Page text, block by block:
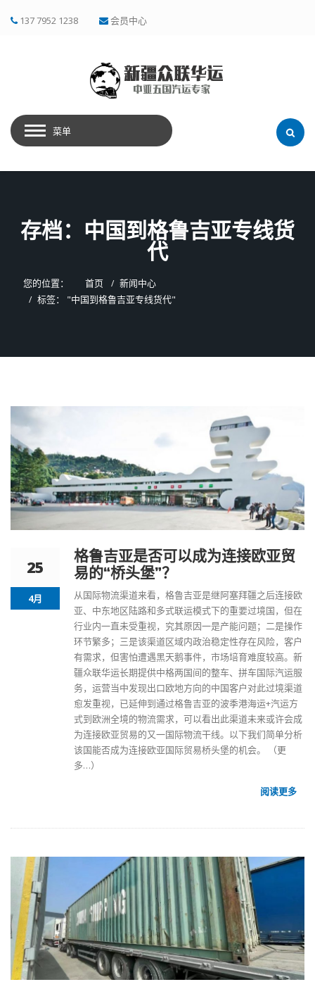
137 7952 1238 会员中心
菜单
存档：中国到格鲁吉亚专线货
代
您的位置： 首页
新闻中心
标签： "中国到格鲁吉亚专线货代"
25
4月
格鲁吉亚是否可以成为连接欧亚贸
易的“桥头堡”？
从国际物流渠道来看，格鲁吉亚是继阿塞拜疆之后连接欧
亚、中东地区陆路和多式联运模式下的重要过境国，但在
行业内一直未受重视，究其原因一是产能问题；二是操作
环节繁多；三是该渠道区域内政治稳定性存在风险，客户
有需求，但害怕遭遇黑天鹅事件，市场培育难度较高。 新
疆众联华运长期提供中格两国间的整车、拼车国际汽运服
务，运营当中发现出口欧地方向的中国客户对此过境渠道
愈发重视，已延伸到通过格鲁吉亚的波季港海运+汽运方
式到欧洲全境的物流需求，可以看出此渠道未来或许会成
为连接欧亚贸易的又一国际物流干线。以下我们简单分析
该国能否成为连接欧亚国际贸易桥头堡的机会。
（更
多…）
阅读更多